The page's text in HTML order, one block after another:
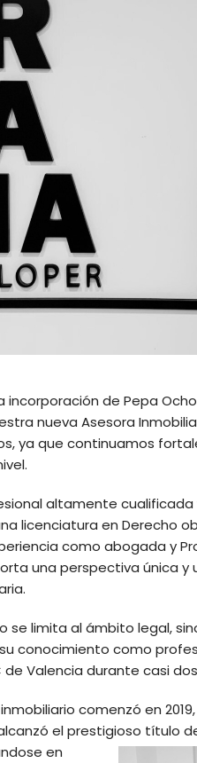
de Pepa
nueva Asesora
ya que continuamos
altamente
licenciatura en Derecho
como abogada y
una perspectiva única
se limita al ámbito legal,
conocimiento como
de Valencia durante casi
comenzó en
el prestigioso título
en